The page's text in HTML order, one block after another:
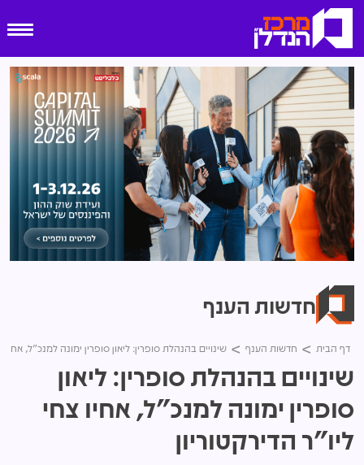
חדשות הענף
דף הבית חדשות הענף שינויים בהנהלת סופרין: ליאון סופרין ימונה למנכ"ל, אחיו
שינויים בהנהלת סופרין: ליאון
סופרין ימונה למנכ"ל, אחיו צחי
ליו"ר הדירקטוריון